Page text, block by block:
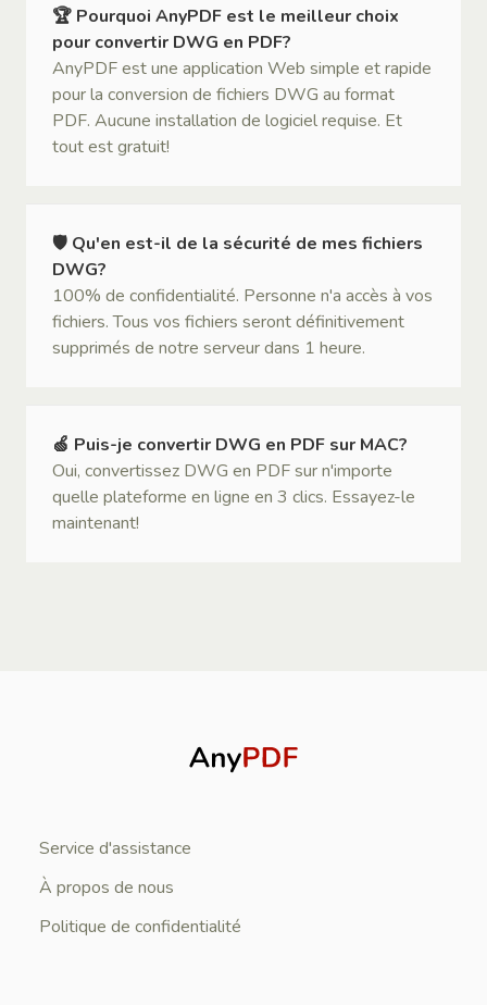
🏆 Pourquoi AnyPDF est le meilleur choix
pour convertir DWG en PDF?
AnyPDF est une application Web simple et rapide
pour la conversion de fichiers DWG au format
PDF. Aucune installation de logiciel requise. Et
tout est gratuit!
🛡 Qu'en est-il de la sécurité de mes fichiers
DWG?
100% de confidentialité. Personne n'a accès à vos
fichiers. Tous vos fichiers seront définitivement
supprimés de notre serveur dans 1 heure.
🍏 Puis-je convertir DWG en PDF sur MAC?
Oui, convertissez DWG en PDF sur n'importe
quelle plateforme en ligne en 3 clics. Essayez-le
maintenant!
Service d'assistance
À propos de nous
Politique de confidentialité